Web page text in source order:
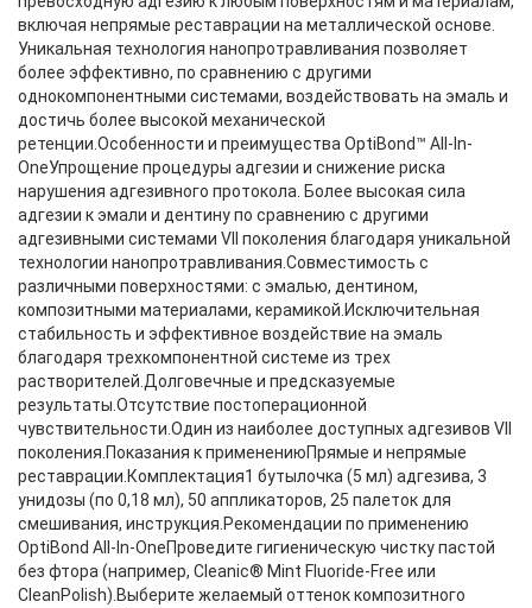
включая непрямые реставрации на металлической основе.
Уникальная технология нанопротравливания позволяет
более эффективно, по сравнению с другими
однокомпонентными cистемами, воздействовать на эмаль и
достичь более высокой механической
ретенции.Особенности и преимущества OptiBond™ All-In-
OneУпрощение процедуры адгезии и снижение риска
нарушения адгезивного протокола. Более высокая сила
адгезии к эмали и дентину по сравнению с другими
адгезивными системами VII поколения благодаря уникальной
технологии нанопротравливания.Совместимость с
различными поверхностями: с эмалью, дентином,
композитными материалами, керамикой.Исключительная
стабильность и эффективное воздействие на эмаль
благодаря трехкомпонентной системе из трех
растворителей.Долговечные и предсказуемые
результаты.Отсутствие постоперационной
чувствительности.Один из наиболее доступных адгезивов VII
поколения.Показания к применениюПрямые и непрямые
реставрации.Комплектация1 бутылочка (5 мл) адгезива, 3
унидозы (по 0,18 мл), 50 аппликаторов, 25 палеток для
смешивания, инструкция.Рекомендации по применению
OptiBond All-In-OneПроведите гигиеническую чистку пастой
без фтора (например, Cleanic® Mint Fluoride-Free или
CleanPolish).Выберите желаемый оттенок композитного